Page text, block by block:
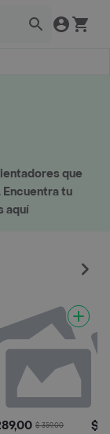
que
tu
aquí
$ 359,00 $